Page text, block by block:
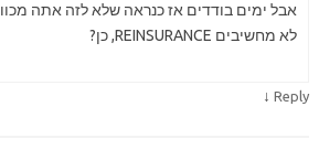
אבל ימים בודדים אז כנראה שלא לזה אתה מכוון
לא מחשיבים REINSURANCE, כן?
Reply
↓